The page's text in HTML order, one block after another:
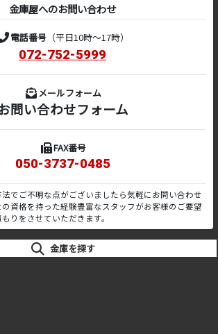
金庫屋へのお問い合わせ
電話番号（平日10時～17時）
072-752-5999
メールフォーム
問い合わせフォーム
FAX番号
050-3737-0485
でご不明な点がございましたら気軽にお問い合わせ
資格を持った経験豊富なスタッフがお客様のご要望
りをさせていただきます。
金庫を探す